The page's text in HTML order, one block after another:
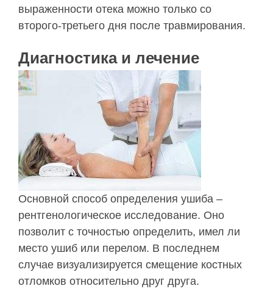
выраженности отека можно только со
второго-третьего дня после травмирования.
Диагностика и лечение
Основной способ определения ушиба –
рентгенологическое исследование. Оно
позволит с точностью определить, имел ли
место ушиб или перелом. В последнем
случае визуализируется смещение костных
отломков относительно друг друга.